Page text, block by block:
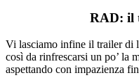
RAD: il
Vi lasciamo infine il trailer di
così da rinfrescarsi un po’ la
aspettando con impazienza